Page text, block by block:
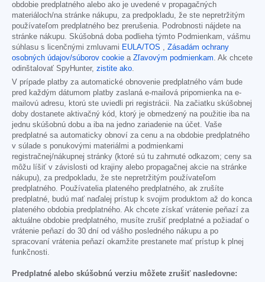
obdobie predplatného alebo ako je uvedené v propagačných
materiáloch/na stránke nákupu, za predpokladu, že ste nepretržitým
používateľom predplatného bez prerušenia. Podrobnosti nájdete na
stránke nákupu. Skúšobná doba podlieha týmto Podmienkam, vášmu
súhlasu s licenčnými zmluvami EULA/TOS , Zásadám ochrany
osobných údajov/súborov cookie a Zľavovým podmienkam. Ak chcete
odinštalovať SpyHunter, zistite ako.
V prípade platby za automatické obnovenie predplatného vám bude
pred každým dátumom platby zaslaná e-mailová pripomienka na e-
mailovú adresu, ktorú ste uviedli pri registrácii. Na začiatku skúšobnej
doby dostanete aktivačný kód, ktorý je obmedzený na použitie iba na
jednu skúšobnú dobu a iba na jedno zariadenie na účet. Vaše
predplatné sa automaticky obnoví za cenu a na obdobie predplatného
v súlade s ponukovými materiálmi a podmienkami
registračnej/nákupnej stránky (ktoré sú tu zahrnuté odkazom; ceny sa
môžu líšiť v závislosti od krajiny alebo propagačnej akcie na stránke
nákupu), za predpokladu, že ste nepretržitým používateľom
predplatného. Používatelia plateného predplatného, ak zrušíte
predplatné, budú mať naďalej prístup k svojim produktom až do konca
plateného obdobia predplatného. Ak chcete získať vrátenie peňazí za
aktuálne obdobie predplatného, musíte zrušiť predplatné a požiadať o
vrátenie peňazí do 30 dní od vášho posledného nákupu a po
spracovaní vrátenia peňazí okamžite prestanete mať prístup k plnej
funkčnosti.
Predplatné alebo skúšobnú verziu môžete zrušiť nasledovne: